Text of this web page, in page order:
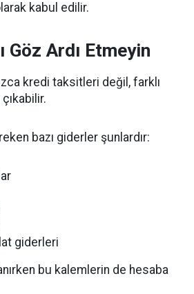
kabul edilir.
Göz Ardı Etmeyin
kredi taksitleri değil, farklı
bazı giderler şunlardır:
giderleri
bu kalemlerin de hesaba